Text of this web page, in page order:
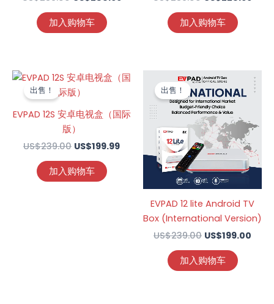
4.57
加入购物车
4.69
加入购物车
出售！
EVPAD 12S 安卓电视盒（国际
版）
US$239.00
原
价
为：
US$239.00。
US$199.99
当
前
格
为：
US$199.99。
加入购物车
出售！
EVPAD 12 lite Android TV
Box (International Version)
US$239.00
原
价
为：
US$239.00。
US$199.00
当
前
加入购物车